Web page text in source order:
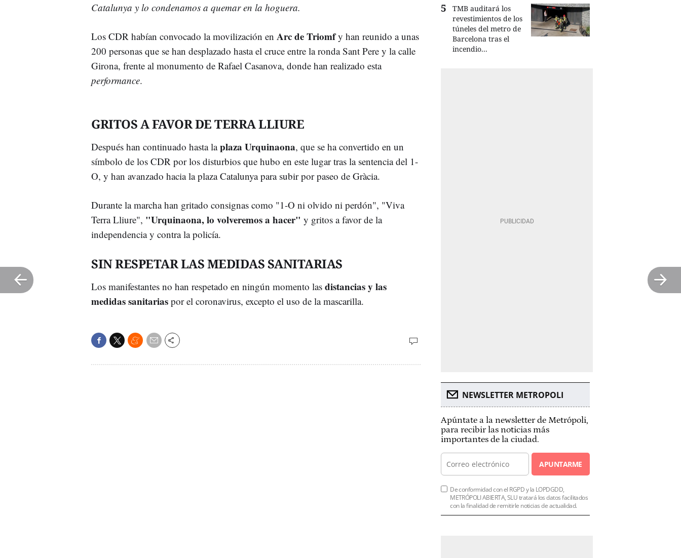
Catalunya y lo condenamos a quemar en la hoguera.
Los CDR habían convocado la movilización en Arc de Triomfy han reunido a unas
200 personas que se han desplazado hasta el cruce entre la ronda Sant Pere y la calle
Girona, frente al monumento de Rafael Casanova, donde han realizado esta
performance.
GRITOS A FAVOR DE TERRA LLIURE
Después han continuado hasta laplaza Urquinaona, que se ha convertido en un
símbolo de los CDR por los disturbios que hubo en este lugar tras la sentencia del 1-
O, y han avanzado hacia la plaza Catalunya para subir por paseo de Gràcia.
Durante la marcha han gritado consignas como "1-O ni olvido ni perdón", "Viva
Terra Lliure", "Urquinaona, lo volveremos a hacer" y gritos a favor de la
independencia y contra la policía.
SIN RESPETAR LAS MEDIDAS SANITARIAS
Los manifestantes no han respetado en ningún momento las distancias y las
medidas sanitarias por el coronavirus, excepto el uso de la mascarilla.
TMB auditará los
revestimientos de los
túneles del metro de
Barcelona tras el
incendio...
NEWSLETTER METROPOLI
Apúntate a la newsletter de Metrópoli,
para recibir las noticias más
importantes de la ciudad.
APUNTARME
De conformidad con el RGPD y la LOPDGDD,
METRÓPOLI ABIERTA, SLU tratará los datos facilitados
con la finalidad de remitirle noticias de actualidad.